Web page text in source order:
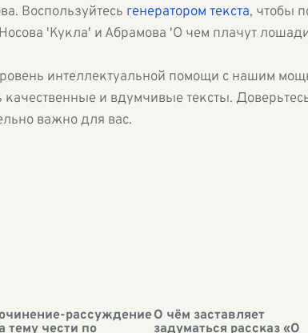
Воспользуйтесь генератором текста, чтобы
'Кукла' и Абрамова 'О чем плачут
интеллектуальной помощи с нашим
качественные и вдумчивые тексты.
важно для вас.
рассуждение
тему чести по
О чём заставляет
задуматься рассказ «О